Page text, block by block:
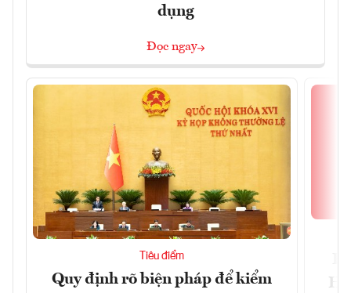
dụng
Đọc ngay
Tiêu điểm
Quy định rõ biện pháp để kiểm